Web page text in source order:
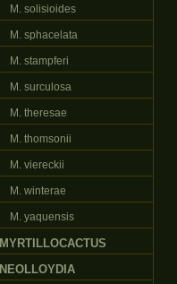
M. solisioides
M. sphacelata
M. stampferi
M. surculosa
M. theresae
M. thomsonii
M. viereckii
M. winterae
M. yaquensis
MYRTILLOCACTUS
NEOLLOYDIA